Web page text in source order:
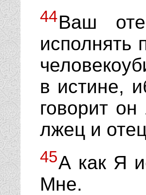
44Ваш
исполнять
в истине,
говорит
лжец и
45А как Я
Мне.